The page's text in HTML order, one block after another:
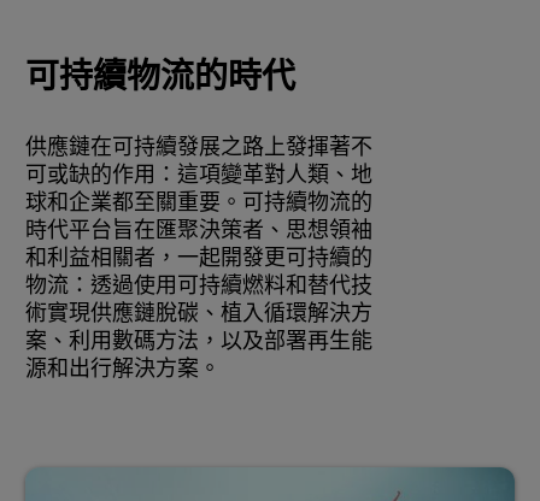
可持續物流的時代
供應鏈在可持續發展之路上發揮著不
可或缺的作用：這項變革對人類、地
球和企業都至關重要。可持續物流的
時代平台旨在匯聚決策者、思想領袖
和利益相關者，一起開發更可持續的
物流：透過使用可持續燃料和替代技
術實現供應鏈脫碳、植入循環解決方
案、利用數碼方法，以及部署再生能
源和出行解決方案。